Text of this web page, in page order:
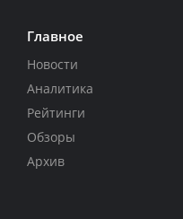
Главное
Новости
Аналитика
Рейтинги
Обзоры
Архив